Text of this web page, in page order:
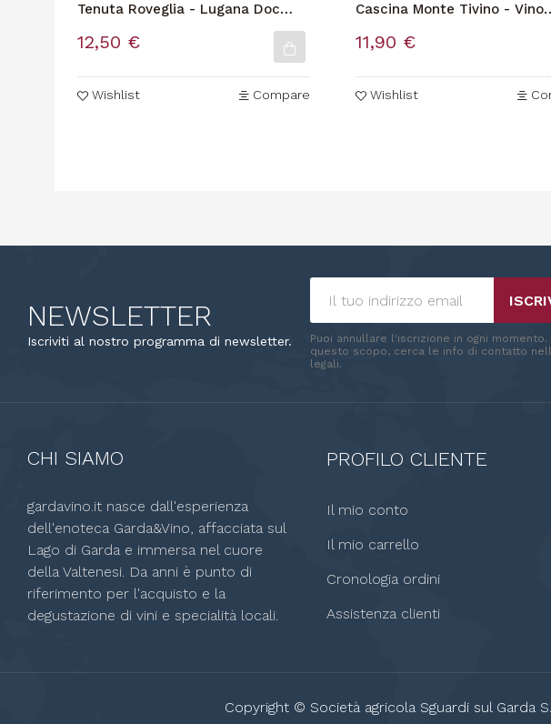
Tenuta Roveglia - Lugana Doc
12,50 €
Wishlist Compare
Cascina Monte Tivino - Vino
11,90 €
Wishlist
NEWSLETTER
Iscriviti al nostro programma di newsletter.
Puoi annullare l'iscrizione in ogni momento.
questo scopo, cerca le info di contatto
legali.
CHI SIAMO
gardavino.it nasce dall'esperienza
dell'enoteca Garda&Vino, affacciata sul
Lago di Garda e immersa nel cuore
della Valtenesi. Da anni è punto di
riferimento per l'acquisto e la
degustazione di vini e specialità locali.
PROFILO CLIENTE
Il mio conto
Il mio carrello
Cronologia ordini
Assistenza clienti
Copyright © Società agricola Sguardi sul Garda